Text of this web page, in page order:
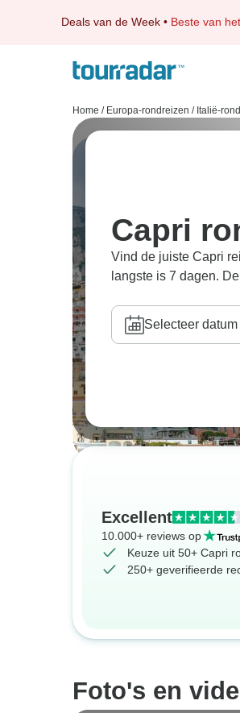
Deals van de Week • Beste van
Home / Europa-rondreizen / Italië-
Capri
Vind de juiste Capri
langste is 7 dagen.
Selecteer datum
Excellent
10.000+ reviews op
Keuze uit 50+ Capri
250+ geverifieerde
Foto's en